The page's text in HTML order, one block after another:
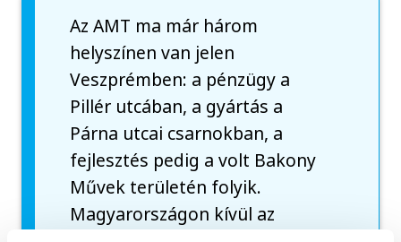
Az AMT ma már három
helyszínen van jelen
Veszprémben: a pénzügy a
Pillér utcában, a gyártás a
Párna utcai csarnokban, a
fejlesztés pedig a volt Bakony
Művek területén folyik.
Magyarországon kívül az